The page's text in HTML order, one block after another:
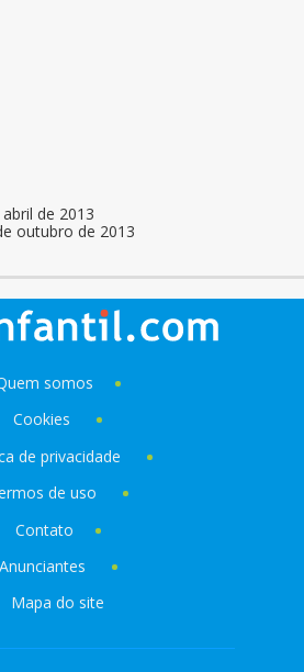
de 2013
outubro de 2013
somos
Cookies
de privacidade
de uso
Contato
Anunciantes
Mapa do site